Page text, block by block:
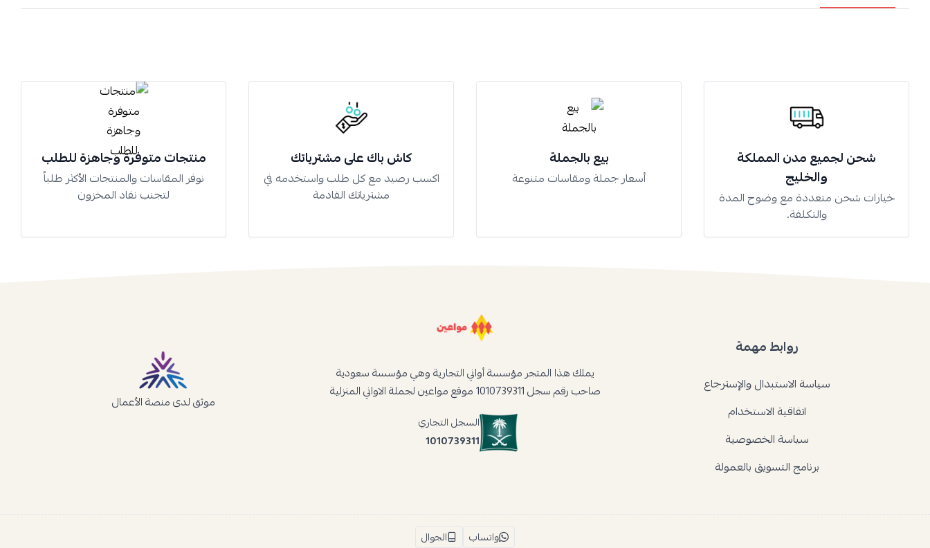
شحن لجميع مدن المملكة
والخليج
خيارات شحن متعددة مع وضوح المدة
والتكلفة.
بيع بالجملة
أسعار جملة ومقاسات متنوعة
كاش باك على مشترياتك
اكسب رصيد مع كل طلب واستخدمه في
مشترياتك القادمة
منتجات متوفرة وجاهزة للطلب
نوفر المقاسات والمنتجات الأكثر طلباً
لتجنب نفاد المخزون
روابط مهمة
سياسة الاستبدال والإسترجاع
اتفاقية الاستخدام
سياسة الخصوصية
برنامج التسويق بالعمولة
يملك هذا المتجر مؤسسة أواني التجارية وهي مؤسسة سعودية
صاحب رقم سجل 1010739311 موقع مواعين لجملة الاواني المنزلية
السجل التجاري
1010739311
موثق لدى منصة الأعمال
واتساب الجوال